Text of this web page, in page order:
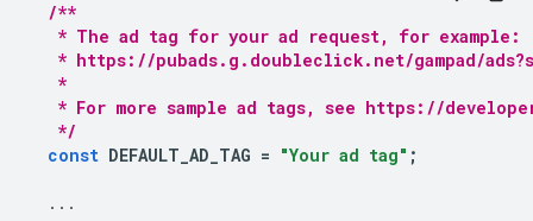
/**
   * The ad tag for your ad request, for example:
* https://pubads.g.doubleclick.net/gampad/
   *
* For more sample ad tags, see https://
   */
const DEFAULT_AD_TAG = "Your ad tag" ;
...